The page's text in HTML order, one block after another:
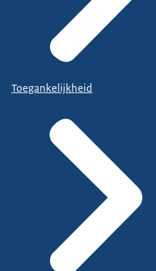
Toegankelijkheid